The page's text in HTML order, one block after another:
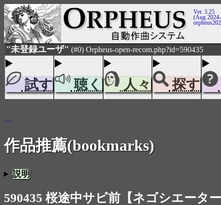
Ver. 3.25
(Aug
"未登録ユーザ" (#0) Orpheus-open-recom.php?id=590435
試す 聴く 人々 探す
...
作品推薦(bookmarks)
説明
590435 桜途中サビ前【ネゴシエータ